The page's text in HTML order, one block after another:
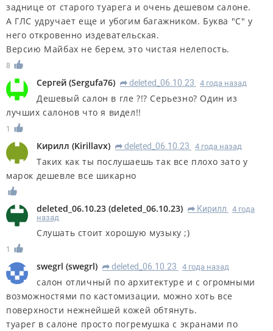
заднице от старого туарега и очень дешевом салоне.
А ГЛС удручает еще и убогим багажником. Буква "С" у
него откровенно издевательская.
Версию Майбах не берем, это чистая нелепость.
8
Сергей (Sergufa76) R deleted_06.10.23 4 года назад
Дешевый салон в гле ?!? Серьезно? Один из
лучших салонов что я видел!!
1
Кирилл (Kirillavx) R deleted_06.10.23 4 года назад
Таких как ты послушаешь так все плохо зато у
марок дешевле все шикарно
deleted_06.10.23 (deleted_06.10.23) R Кирилл
4 года
назад
Слушать стоит хорошую музыку ;)
1
swegrl (swegrl) R deleted_06.10.23 4 года назад
салон отличный по архитектуре и с огромными
возможностями по кастомизации, можно хоть все
поверхности нежнейшей кожей обтянуть.
туарег в салоне просто погремушка с экранами по